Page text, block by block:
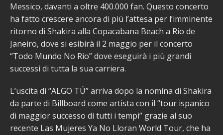
Messico, davanti a oltre 400.000 fan. Questo concerto
ha fatto crescere ancora di più l’attesa per l’imminente
ritorno di Shakira alla Copacabana Beach a Rio de
Janeiro, dove si esibirà il 2 maggio per il concerto
“Todo Mundo No Rio” dove eseguirà i più grandi
successi di tutta la sua carriera.
L’uscita di “ALGO TÚ” arriva dopo la nomina di Shakira
da parte di Billboard come artista con il “tour ispanico
di maggior successo di tutti i tempi” grazie al suo
recente Las Mujeres Ya No Lloran World Tour, che ha